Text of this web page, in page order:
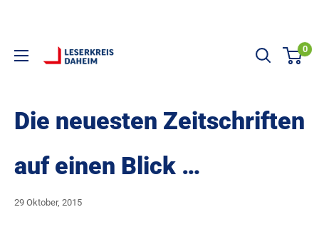
LESERKREIS DAHEIM 0
Die neuesten Zeitschriften
auf einen Blick …
29 Oktober, 2015